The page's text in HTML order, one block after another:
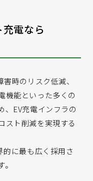
電なら
時のリスク低減、
機能といった多くの
、EV充電インフラの
スト削減を実現する
的に最も広く採用さ